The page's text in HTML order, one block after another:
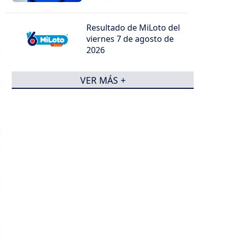
Resultado de MiLoto del
viernes 7 de agosto de
2026
VER MÁS +